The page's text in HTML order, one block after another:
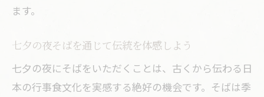
家族で作る七夕の星そばアレンジ集
ます。
七夕の夜そばを通じて伝統を体感しよう
七夕の夜にそばをいただくことは、古くから伝わる日
本の行事食文化を実感する絶好の機会です。そばは季